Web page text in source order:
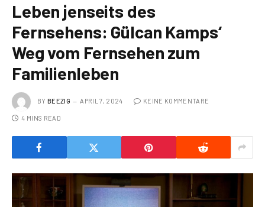
Leben jenseits des
Fernsehens: Gülcan Kamps‘
Weg vom Fernsehen zum
Familienleben
BY BEEZIG APRIL 7, 2024 KEINE KOMMENTARE
4 MINS READ